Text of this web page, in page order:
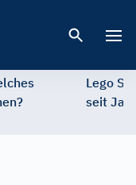
Lego
seit